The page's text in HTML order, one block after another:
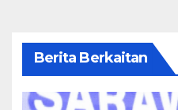
Berita Berkaitan